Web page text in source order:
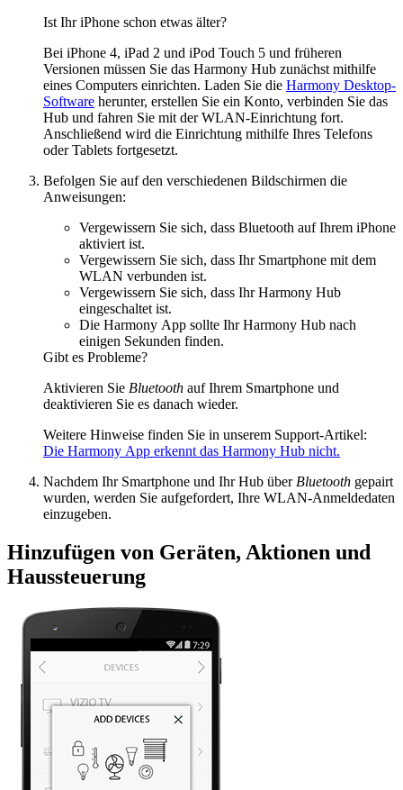
Ist Ihr iPhone schon etwas älter?
Bei iPhone 4, iPad 2 und iPod Touch 5 und früheren
Versionen müssen Sie das Harmony Hub zunächst mithilfe
eines Computers einrichten. Laden Sie die Harmony Desktop-
Software herunter, erstellen Sie ein Konto, verbinden Sie das
Hub und fahren Sie mit der WLAN-Einrichtung fort.
Anschließend wird die Einrichtung mithilfe Ihres Telefons
oder Tablets fortgesetzt.
Befolgen Sie auf den verschiedenen Bildschirmen die
Anweisungen:
Vergewissern Sie sich, dass Bluetooth auf Ihrem iPhone
aktiviert ist.
Vergewissern Sie sich, dass Ihr Smartphone mit dem
WLAN verbunden ist.
Vergewissern Sie sich, dass Ihr Harmony Hub
eingeschaltet ist.
Die Harmony App sollte Ihr Harmony Hub nach
einigen Sekunden finden.
Gibt es Probleme?
Aktivieren Sie Bluetooth auf Ihrem Smartphone und
deaktivieren Sie es danach wieder.
Weitere Hinweise finden Sie in unserem Support-Artikel:
Die Harmony App erkennt das Harmony Hub nicht.
Nachdem Ihr Smartphone und Ihr Hub über Bluetooth gepairt
wurden, werden Sie aufgefordert, Ihre WLAN-Anmeldedaten
einzugeben.
Hinzufügen von Geräten, Aktionen und
Haussteuerung